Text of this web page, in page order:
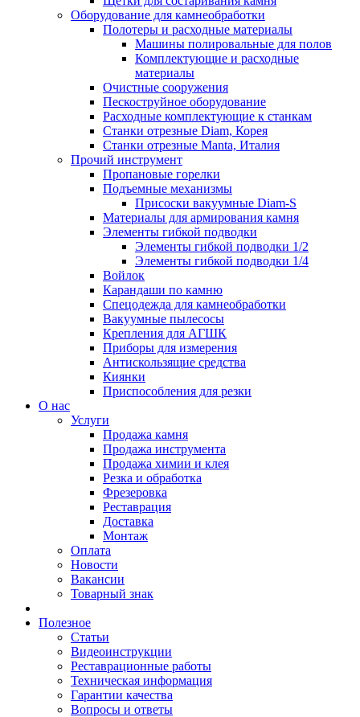
Оборудование для камнеобработки
Полотеры и расходные материалы
Машины полировальные для полов
Комплектующие и расходные
материалы
Очистные сооружения
Пескоструйное оборудование
Расходные комплектующие к станкам
Станки отрезные Diam, Корея
Станки отрезные Manta, Италия
Прочий инструмент
Пропановые горелки
Подъeмные механизмы
Присоски вакуумные Diam-S
Материалы для армирования камня
Элементы гибкой подводки
Элементы гибкой подводки 1/2
Элементы гибкой подводки 1/4
Войлок
Карандаши по камню
Спецодежда для камнеобработки
Вакуумные пылесосы
Крепления для АГШК
Приборы для измерения
Антискользящие средства
Киянки
Приспособления для резки
О нас
Услуги
Продажа камня
Продажа инструмента
Продажа химии и клея
Резка и обработка
Фрезеровка
Реставрация
Доставка
Монтаж
Оплата
Новости
Вакансии
Товарный знак
Полезное
Статьи
Видеоинструкции
Реставрационные работы
Техническая информация
Гарантии качества
Вопросы и ответы